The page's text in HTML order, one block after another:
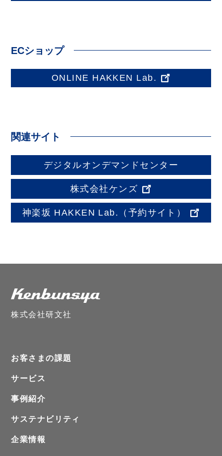
ECショップ
ONLINE HAKKEN Lab.
関連サイト
デジタルオンデマンドセンター
株式会社ケンズ
神楽坂 HAKKEN Lab. （予約サイト）
株式会社研文社
お客さまの課題
サービス
事例紹介
サステナビリティ
企業情報